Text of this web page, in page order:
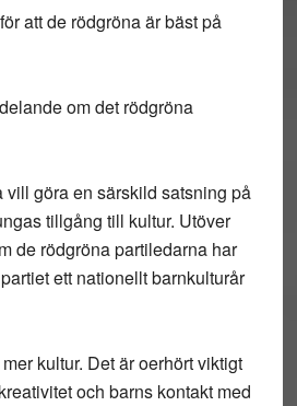
att de rödgröna är bäst på
om det rödgröna
göra en särskild satsning på
tillgång till kultur. Utöver
de rödgröna partiledarna har
ett nationellt barnkulturår
kultur. Det är oerhört viktigt
och barns kontakt med